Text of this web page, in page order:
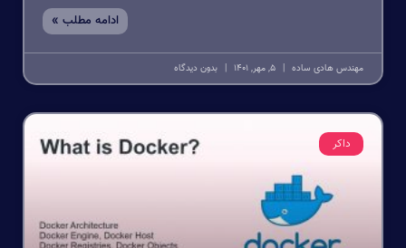
ادامه مطلب »
مهندس هادی ساده بدون دیدگاه
داکر